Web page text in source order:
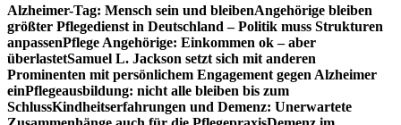
Alzheimer-Tag: Mensch sein und bleibenAngehörige bleiben
größter Pflegedienst in Deutschland – Politik muss Strukturen
anpassenPflege Angehörige: Einkommen ok – aber
überlastetSamuel L. Jackson setzt sich mit anderen
Prominenten mit persönlichem Engagement gegen Alzheimer
einPflegeausbildung: nicht alle bleiben bis zum
SchlussKindheitserfahrungen und Demenz: Unerwartete